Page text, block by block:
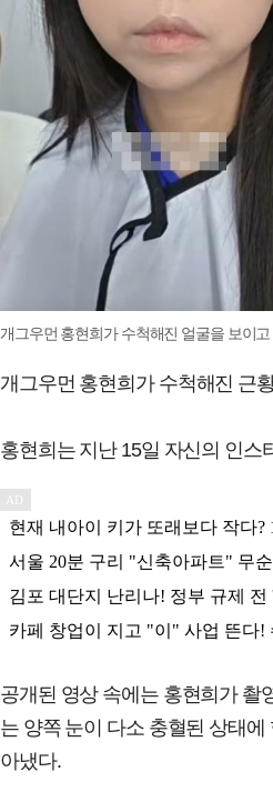
개그우먼 홍현희가 수척해진 얼굴을 보이
개그우먼 홍현희가 수척해진 근
홍현희는 지난 15일 자신의 인스
공개된 영상 속에는 홍현희가 촬
는 양쪽 눈이 다소 충혈된 상태
아냈다.